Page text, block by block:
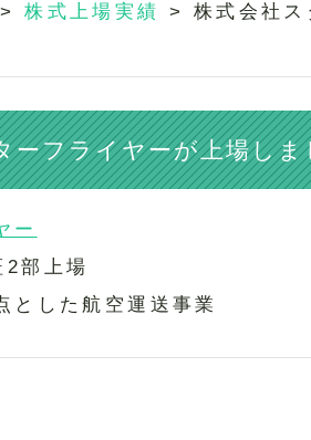
>株式上場実績 > 株式会社ス
ーフライヤーが上場しま
ー
部上場
とした航空運送事業